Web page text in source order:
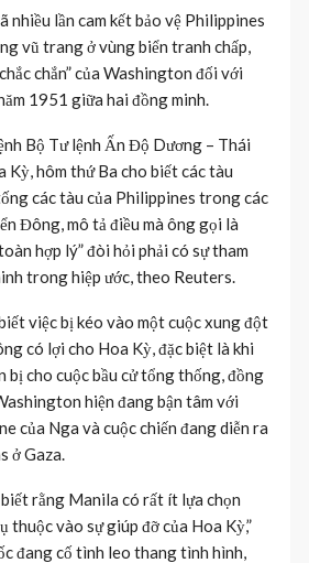
nhiều lần cam kết bảo vệ Philippines
vũ trang ở vùng biển tranh chấp,
chắn” của Washington đối với
1951 giữa hai đồng minh.
Bộ Tư lệnh Ấn Độ Dương – Thái
Kỳ, hôm thứ Ba cho biết các tàu
các tàu của Philippines trong các
Đông, mô tả điều mà ông gọi là
hợp lý” đòi hỏi phải có sự tham
trong hiệp ước, theo Reuters.
việc bị kéo vào một cuộc xung đột
có lợi cho Hoa Kỳ, đặc biệt là khi
bị cho cuộc bầu cử tổng thống, đồng
hiện đang bận tâm với
của Nga và cuộc chiến đang diễn ra
ở Gaza.
rằng Manila có rất ít lựa chọn
thuộc vào sự giúp đỡ của Hoa Kỳ,”
đang cố tình leo thang tình hình,